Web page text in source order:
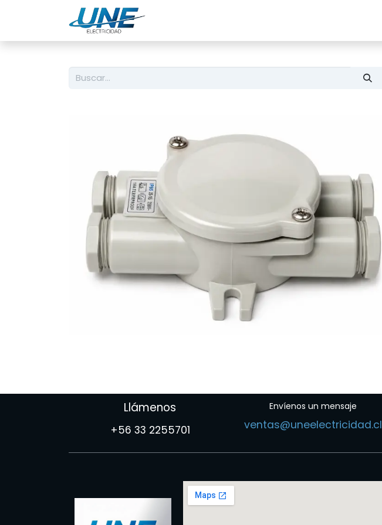
Llámenos
+56 33 2255701
Envíenos un mensaje
ventas@uneelectricidad.cl